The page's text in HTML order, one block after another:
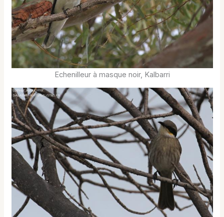
Echenilleur à masque noir, Kalbarri